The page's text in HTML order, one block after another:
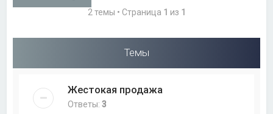
2 темы • Страница 1 из 1
Темы
Жестокая продажа
Ответы:3